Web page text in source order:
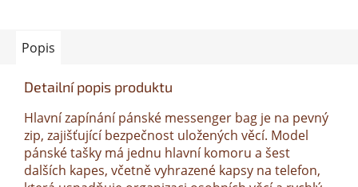
Popis
Detailní popis produktu
Hlavní zapínání pánské messenger bag je na pevný
zip, zajišťující bezpečnost uložených věcí. Model
pánské tašky má jednu hlavní komoru a šest
dalších kapes, včetně vyhrazené kapsy na telefon,